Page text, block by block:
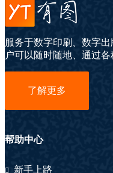
服务于数字印刷、数字
户可以随时随地、通过
了解更多
帮助中心
新手上路